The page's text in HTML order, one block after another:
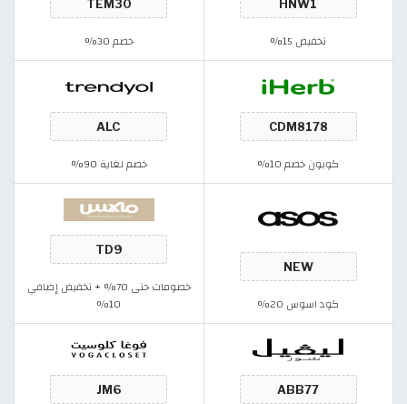
تخفيض 15% خصم 30%
كوبون خصم 10% خصم لغاية 90%
كود اسوس 20%
خصومات حتى 70% + تخفيض إضافي
10%